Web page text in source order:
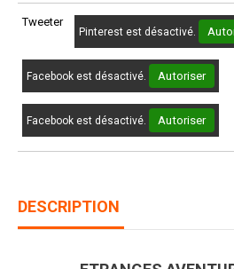
Tweeter
Pinterest est désactivé.
Facebook est désactivé. Autoriser
Facebook est désactivé. Autoriser
DESCRIPTION